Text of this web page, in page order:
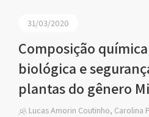
31/03/2020
Composição
biológica e
plantas do gênero
Lucas Amorin Coutinho, Carolina